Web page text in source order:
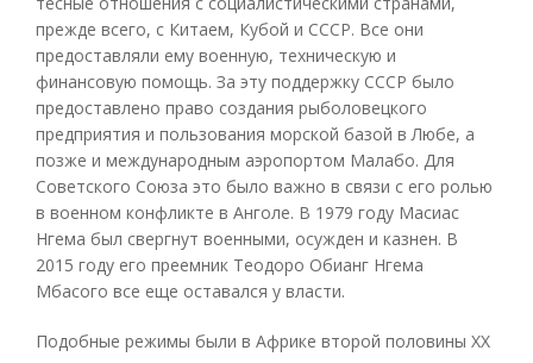
прежде всего, с Китаем, Кубой и СССР. Все они
предоставляли ему военную, техническую и
финансовую помощь. За эту поддержку СССР было
предоставлено право создания рыболовецкого
предприятия и пользования морской базой в Любе, а
позже и международным аэропортом Малабо. Для
Советского Союза это было важно в связи с его ролью
в военном конфликте в Анголе. В 1979 году Масиас
Нгема был свергнут военными, осужден и казнен. В
2015 году его преемник Теодоро Обианг Нгема
Мбасого все еще оставался у власти.
Подобные режимы были в Африке второй половины XX